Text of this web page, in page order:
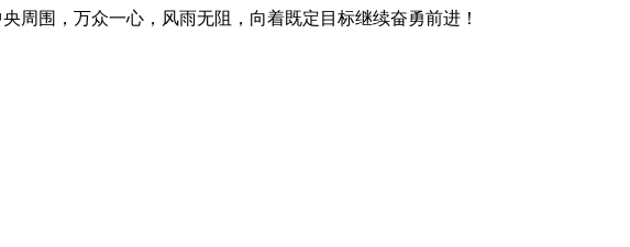
周围，万众一心，风雨无阻，向着既定目标继续奋勇前进！